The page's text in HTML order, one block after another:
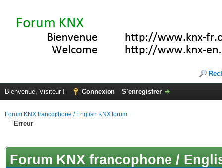
Bienvenue, Visiteur ! Connexion S’enregistrer
Forum KNX francophone / English KNX forum
Erreur
Forum KNX francophone /